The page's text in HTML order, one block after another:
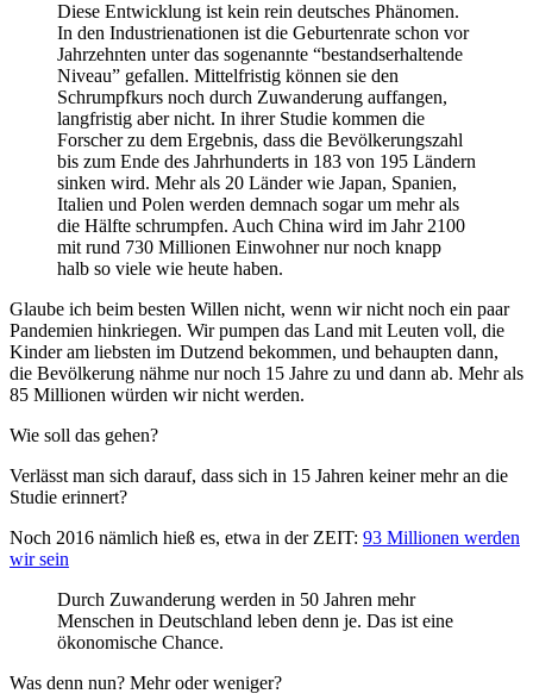
Diese Entwicklung ist kein rein deutsches Phänomen.
In den Industrienationen ist die Geburtenrate schon vor
Jahrzehnten unter das sogenannte “bestandserhaltende
Niveau” gefallen. Mittelfristig können sie den
Schrumpfkurs noch durch Zuwanderung auffangen,
langfristig aber nicht. In ihrer Studie kommen die
Forscher zu dem Ergebnis, dass die Bevölkerungszahl
bis zum Ende des Jahrhunderts in 183 von 195 Ländern
sinken wird. Mehr als 20 Länder wie Japan, Spanien,
Italien und Polen werden demnach sogar um mehr als
die Hälfte schrumpfen. Auch China wird im Jahr 2100
mit rund 730 Millionen Einwohner nur noch knapp
halb so viele wie heute haben.
Glaube ich beim besten Willen nicht, wenn wir nicht noch ein paar
Pandemien hinkriegen. Wir pumpen das Land mit Leuten voll, die
Kinder am liebsten im Dutzend bekommen, und behaupten dann,
die Bevölkerung nähme nur noch 15 Jahre zu und dann ab. Mehr als
85 Millionen würden wir nicht werden.
Wie soll das gehen?
Verlässt man sich darauf, dass sich in 15 Jahren keiner mehr an die
Studie erinnert?
Noch 2016 nämlich hieß es, etwa in der ZEIT: 93 Millionen werden
wir sein
Durch Zuwanderung werden in 50 Jahren mehr
Menschen in Deutschland leben denn je. Das ist eine
ökonomische Chance.
Was denn nun? Mehr oder weniger?